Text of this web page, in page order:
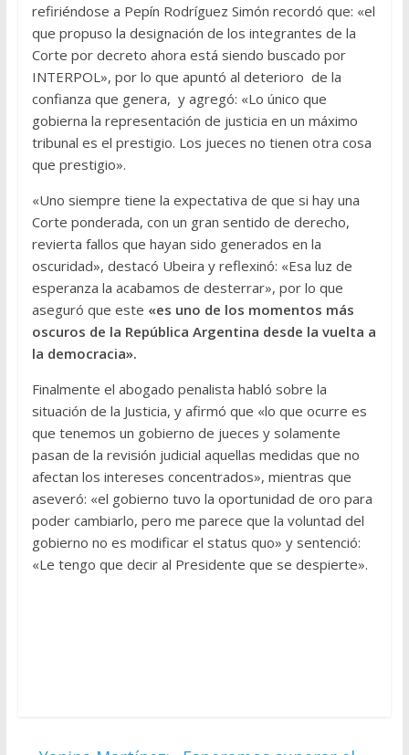
refiriéndose a Pepín Rodríguez Simón recordó que: «el
que propuso la designación de los integrantes de la
Corte por decreto ahora está siendo buscado por
INTERPOL», por lo que apuntó al deterioro de la
confianza que genera, y agregó: «Lo único que
gobierna la representación de justicia en un máximo
tribunal es el prestigio. Los jueces no tienen otra cosa
que prestigio».
«Uno siempre tiene la expectativa de que si hay una
Corte ponderada, con un gran sentido de derecho,
revierta fallos que hayan sido generados en la
oscuridad», destacó Ubeira y reflexinó: «Esa luz de
esperanza la acabamos de desterrar», por lo que
aseguró que este «es uno de los momentos más
oscuros de la República Argentina desde la vuelta a
la democracia».
Finalmente el abogado penalista habló sobre la
situación de la Justicia, y afirmó que «lo que ocurre es
que tenemos un gobierno de jueces y solamente
pasan de la revisión judicial aquellas medidas que no
afectan los intereses concentrados», mientras que
aseveró: «el gobierno tuvo la oportunidad de oro para
poder cambiarlo, pero me parece que la voluntad del
gobierno no es modificar el status quo» y sentenció:
«Le tengo que decir al Presidente que se despierte».